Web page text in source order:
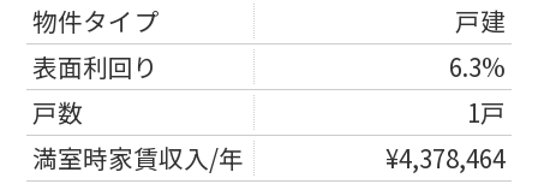
戸建
6.3%
1戸
¥4,378,464